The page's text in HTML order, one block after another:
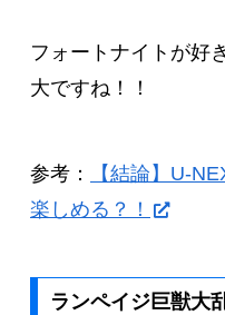
フォートナイトが好
大ですね！！
参考：
【結論】U-
楽しめる？！
ランペイジ巨獣大